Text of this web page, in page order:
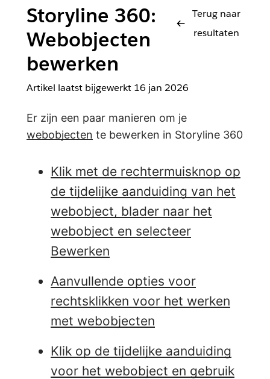
Storyline 360:
Webobjecten
bewerken
Terug naar
resultaten
Artikel laatst bijgewerkt 16 jan 2026
Er zijn een paar manieren om je
webobjecten te bewerken in Storyline 360
Klik met de rechtermuisknop op
de tijdelijke aanduiding van het
webobject, blader naar het
webobject en selecteer
Bewerken
Aanvullende opties voor
rechtsklikken voor het werken
met webobjecten
Klik op de tijdelijke aanduiding
voor het webobject en gebruik